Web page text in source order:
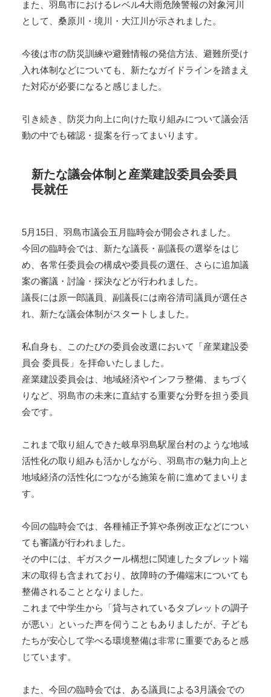
また、羽島市におけるレベル4大雨危険警報の対象河川
として、桑原川・境川・大江川が示されました。
今後は市の防災訓練や避難情報の発信方法、避難所受け
入れ体制などについても、新たなガイドラインを踏まえ
た対応が必要になると感じました。
引き続き、防災力向上に向けた取り組みについて議会活
動の中でも確認・提案を行ってまいります。
新たな議会体制と産業建設委員会委員
長就任
5月15日、羽島市議会五月臨時会が開会されました。
今回の臨時会では、新たな議長・副議長の選挙をはじ
め、各常任委員会の構成や委員長の選任、さらに追加議
案の審議・討論・採決などが行われました。
議長には原一郎議員、副議長には南谷清司議員が選任さ
れ、新たな議会体制がスタートしました。
私自身も、このたびの委員会改選において「産業建設委
員会 委員長」を拝命いたしました。
産業建設委員会は、地域経済やインフラ整備、まちづく
りなど、羽島市の未来に直結する重要な分野を担う委員
会です。
これまで取り組んできた岐阜羽島駅屋台村のような地域
活性化の取り組みも活かしながら、羽島市の魅力向上と
地域経済の活性化につながる施策を前に進めてまいりま
す。
今回の臨時会では、各種補正予算や条例改正などについ
ても審議が行われました。
その中には、ギガスクール構想に関連したタブレット端
末の取得も含まれており、故障時の予備端末についても
整備されることとなりました。
これまで中学生から「貸与されているタブレットの調子
が悪い」といった声を伺うこともありましたが、子ども
たちが安心して学べる環境整備は非常に重要であると感
じています。
また、今回の臨時会では、ある議員による3月議会での